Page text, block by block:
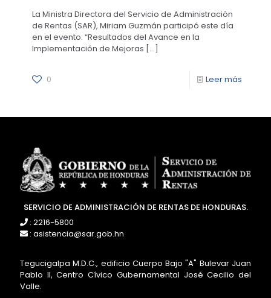
La Ministra Directora del Servicio de Administración
de Rentas (SAR), Miriam Guzmán participó este día
en el evento: “Resultados del Avance en la
Implementación de Mejoras […]
0 Leer más
SERVICIO DE ADMINISTRACIÓN DE RENTAS DE HONDURAS.
: 2216-5800
: asistencia@sar.gob.hn
Tegucigalpa M.D.C., edificio Cuerpo Bajo "A" Bulevar Juan
Pablo II, Centro Cívico Gubernamental José Cecilio del
Valle.